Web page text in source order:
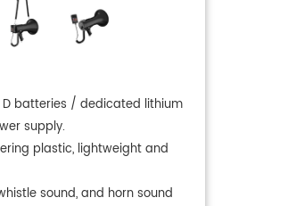
D batteries / dedicated lithium
supply.
plastic, lightweight and
sound, and horn sound